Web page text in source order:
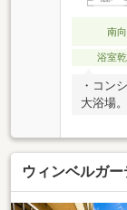
内容【
室)■ ご
━━━━━
い合わ
南
浴室
・コン
大浴場
駅、病
り・イ
規約あ
通風良
ウィンベルガ